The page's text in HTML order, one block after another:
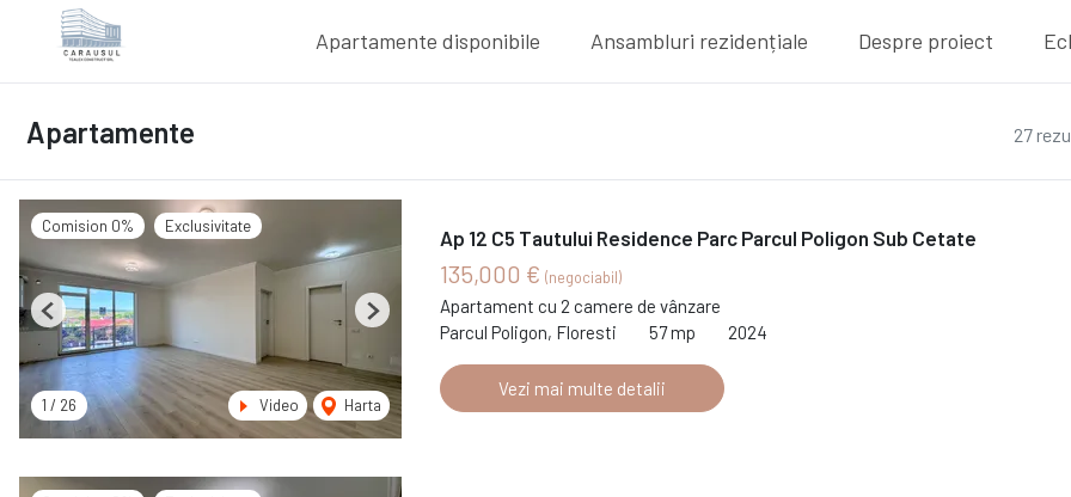
Apartamente disponibile Ansambluri rezidențiale Despre proiect
27
Apartamente
Comision 0% Exclusivitate
1 / 26 Video Harta
Previous Next
Ap 12 C5 Tautului Residence Parc Parcul Poligon Sub Cetate
135,000 € (negociabil)
Apartament cu 2 camere de vânzare
Parcul Poligon, Floresti
57 mp 2024
Vezi mai multe detalii